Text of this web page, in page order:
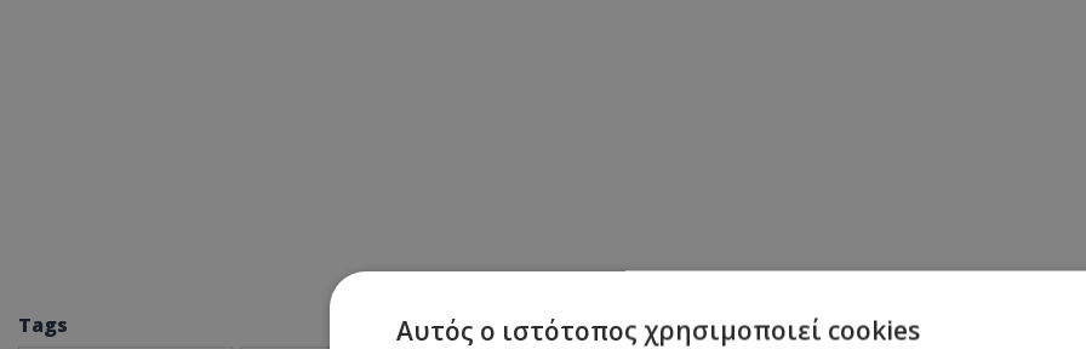
Tags Μοιράσου αυτό το άρθρο
Αυτός ο ιστότοπος χρησιμοποιεί cookies